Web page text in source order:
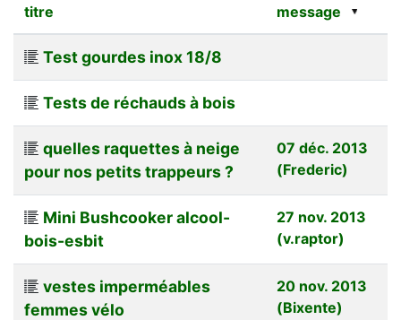
titre
message
Test gourdes inox 18/8
Tests de réchauds à bois
quelles raquettes à neige
pour nos petits trappeurs ?
07 déc. 2013
(Frederic)
Mini Bushcooker alcool-
bois-esbit
27 nov. 2013
(v.raptor)
vestes imperméables
femmes vélo
20 nov. 2013
(Bixente)